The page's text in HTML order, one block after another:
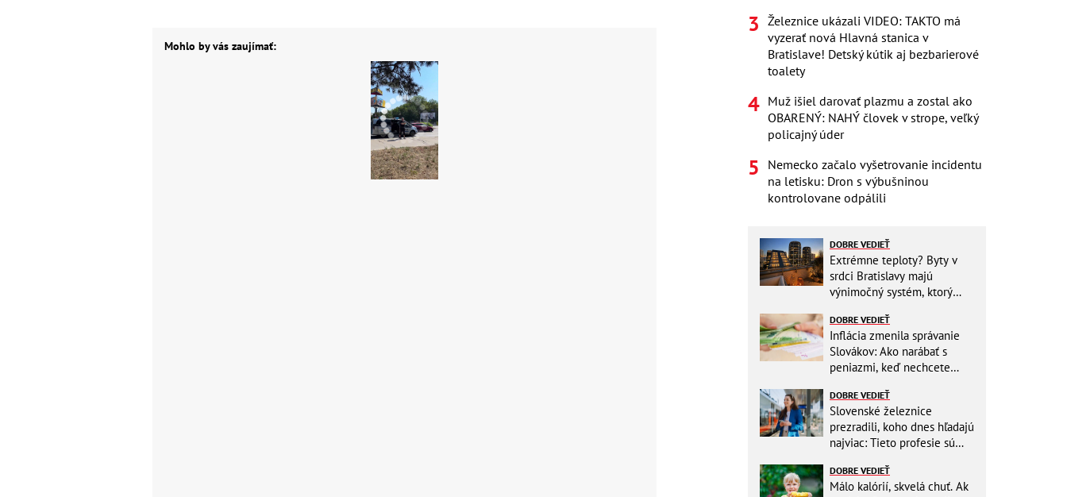
Mohlo by vás zaujímať:
Železnice ukázali VIDEO: TAKTO má
vyzerať nová Hlavná stanica v
Bratislave! Detský kútik aj bezbarierové
toalety
Muž išiel darovať plazmu a zostal ako
OBARENÝ: NAHÝ človek v strope, veľký
policajný úder
Nemecko začalo vyšetrovanie incidentu
na letisku: Dron s výbušninou
kontrolovane odpálili
DOBRE VEDIEŤ
Extrémne teploty? Byty v
srdci Bratislavy majú
výnimočný systém, ktorý
DOBRE VEDIEŤ
Inflácia zmenila správanie
Slovákov: Ako narábať s
peniazmi, keď nechcete
DOBRE VEDIEŤ
Slovenské železnice
prezradili, koho dnes hľadajú
najviac: Tieto profesie sú
DOBRE VEDIEŤ
Málo kalórií, skvelá chuť. Ak